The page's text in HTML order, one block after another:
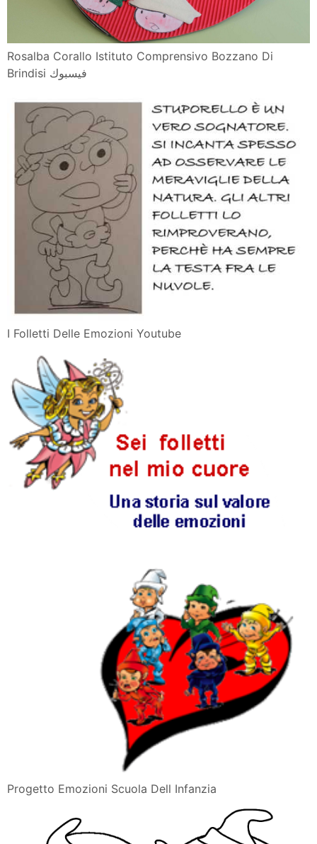
Rosalba Corallo Istituto Comprensivo Bozzano Di
Brindisi فيسبوك
I Folletti Delle Emozioni Youtube
Progetto Emozioni Scuola Dell Infanzia